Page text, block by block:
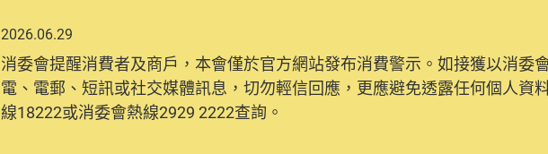
2026.06.29
消委會提醒消費者及商戶，本會僅於官方網站發布消費警示。如接獲以消委
電、電郵、短訊或社交媒體訊息，切勿輕信回應，更應避免透露任何個人資
線18222或消委會熱線2929 2222查詢。